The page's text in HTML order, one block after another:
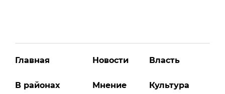
Главная
В районах
Новости
Мнение
Власть
Культура